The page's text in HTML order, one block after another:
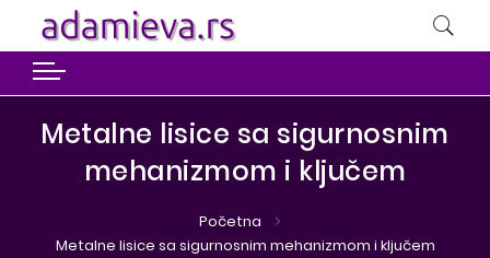
Metalne lisice sa sigurnosnim
mehanizmom i ključem
Početna
Metalne lisice sa sigurnosnim mehanizmom i ključem